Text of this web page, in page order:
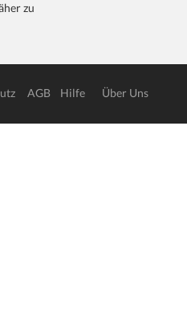
zu
AGB Hilfe Über Uns